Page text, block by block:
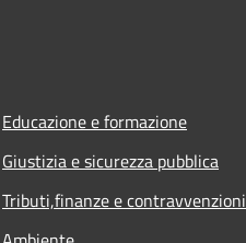
Educazione e formazione
Giustizia e sicurezza pubblica
Tributi,finanze e contravvenzioni